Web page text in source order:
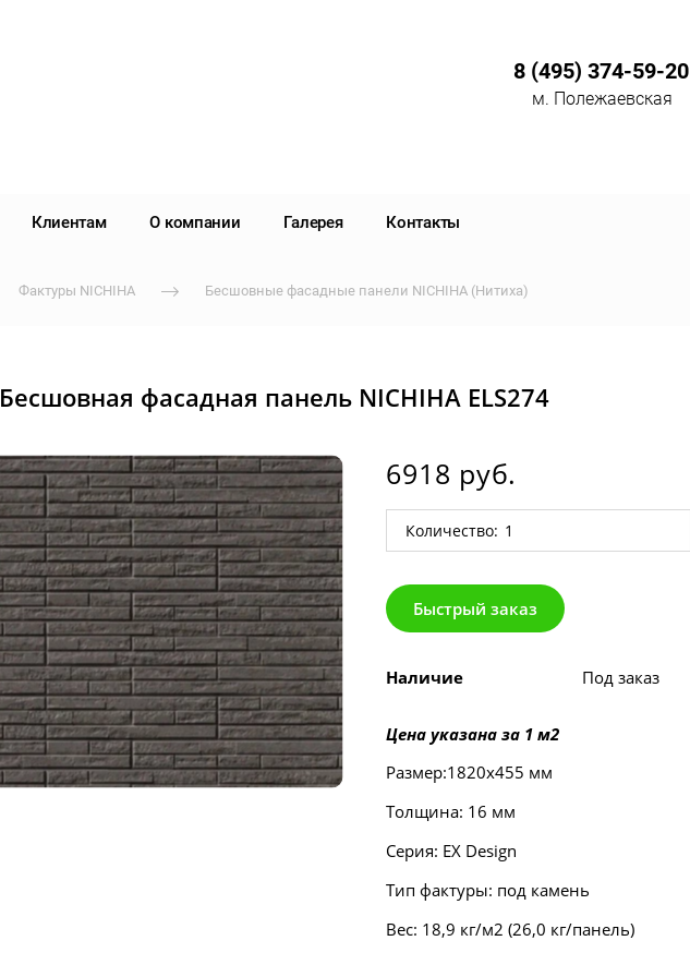
8 (495) 374-59-20
м. Полежаевская
Клиентам О компании Галерея Контакты
Фактуры NICHIHA Бесшовные фасадные панели NICHIHA (Нитиха)
Бесшовная фасадная панель NICHIHA ELS274
6918 руб.
Количество:
Быстрый заказ
Наличие Под заказ
Цена указана за 1 м2
Размер:1820х455 мм
Толщина: 16 мм
Серия: EX Design
Тип фактуры: под камень
Вес: 18,9 кг/м2 (26,0 кг/панель)